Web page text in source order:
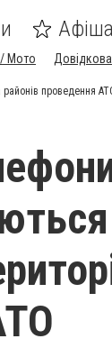
Афіша
Мото Довідкова
районів проведення